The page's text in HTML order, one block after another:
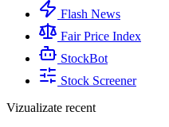
Flash News
Fair Price Index
StockBot
Stock Screener
Vizualizate recent